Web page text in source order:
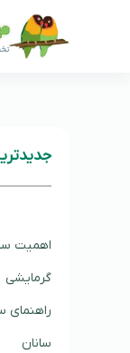
اهمیت
گرمایشی
راهنمای
سانان